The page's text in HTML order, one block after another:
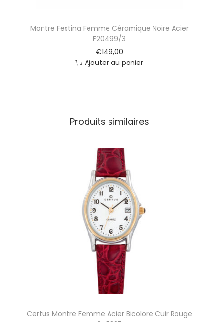
sMontre Festina Femme Céramique Noire Acier
F20499/3
€149,00
Ajouter au panier
Produits similaires
Certus Montre Femme Acier Bicolore Cuir Rouge